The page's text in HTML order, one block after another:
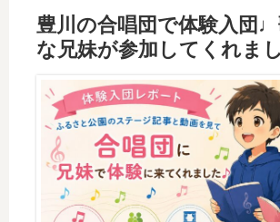
豊川の合唱団で体験入団♩
な兄妹が参加してくれま